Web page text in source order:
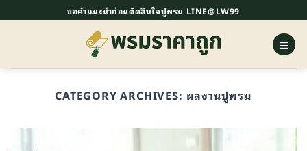
ไป
ขอคำแนะนำก่อนตัดสินใจปูพรม LINE@LW99
CATEGORY ARCHIVES: ผลงานปูพรม